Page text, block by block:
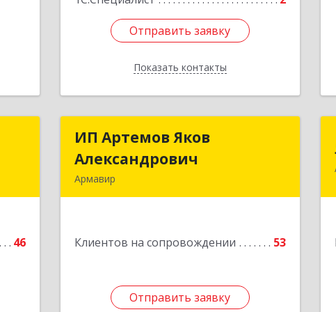
Отправить заявку
Показать контакты
Отправить заявку
Назад
46
ИП Артемов Яков
Александрович
Армавир
Клиентов на сопровождении 53
Отправить заявку
ИП Артемов Яков
Александрович
Отправить заявку